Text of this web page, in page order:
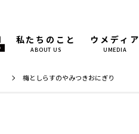
私たちのこと
ABOUT US
ウメディア
UMEDIA
梅としらすのやみつきおにぎり